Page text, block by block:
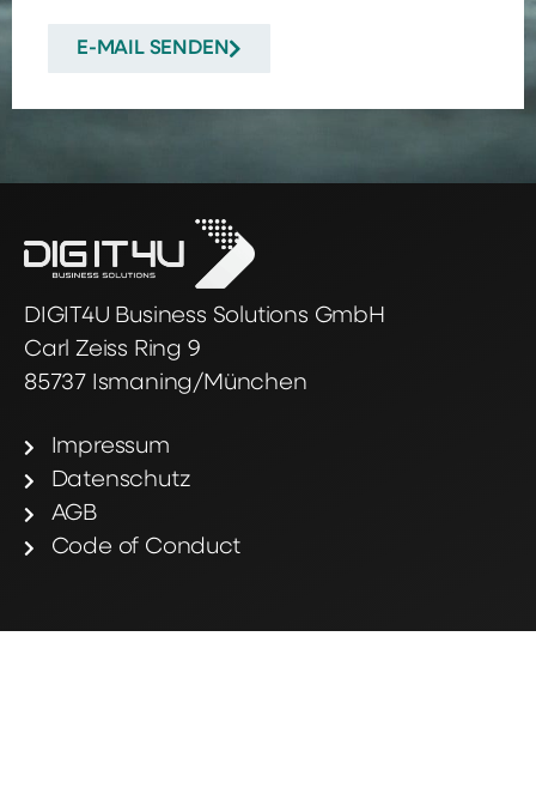
E-MAIL SENDEN
DIGIT4U Business Solutions GmbH
Carl Zeiss Ring 9
85737 Ismaning/München
Impressum
Datenschutz
AGB
Code of Conduct